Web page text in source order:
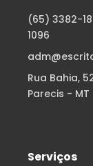
(65) 3382-
1096
Rua Bahia,
Parecis - MT
Serviços